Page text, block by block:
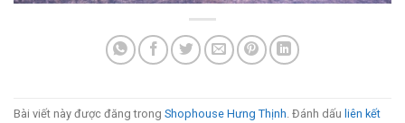
Bài viết này được đăng trong Shophouse Hưng Thịnh . Đánh dấu liên kết